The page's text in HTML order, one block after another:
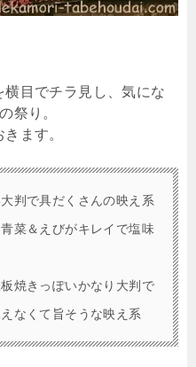
目でチラ見し、気にな
祭り。
ます。
判で具だくさんの映え系
菜＆えびがキレイで塩味
焼きっぽいかなり大判で
なくて旨そうな映え系